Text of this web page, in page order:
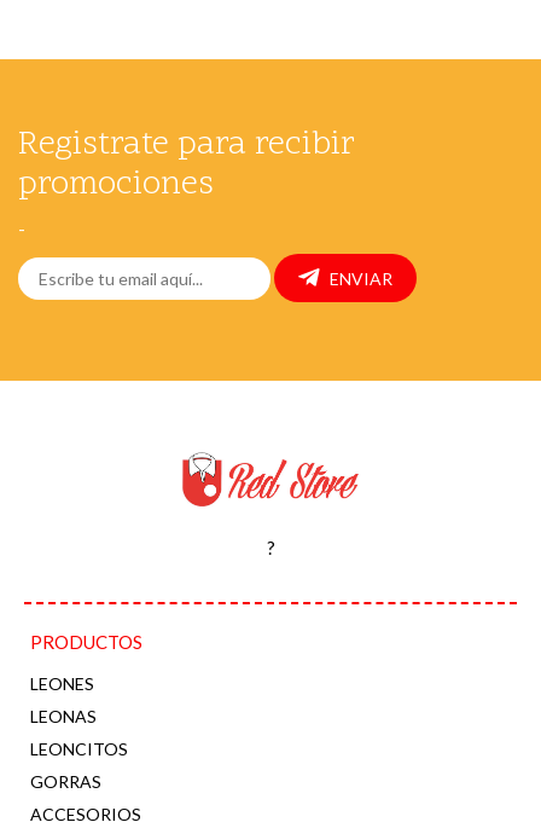
Registrate para recibir
promociones
-
ENVIAR
?
PRODUCTOS
LEONES
LEONAS
LEONCITOS
GORRAS
ACCESORIOS